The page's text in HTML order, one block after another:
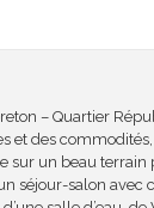
– Quartier
et des
sur un beau terrain
séjour-salon